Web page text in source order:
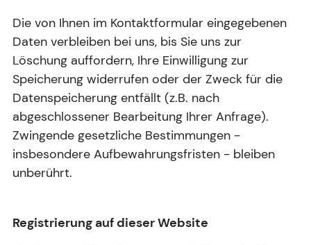
Die von Ihnen im Kontaktformular eingegebenen
Daten verbleiben bei uns, bis Sie uns zur
Löschung auffordern, Ihre Einwilligung zur
Speicherung widerrufen oder der Zweck für die
Datenspeicherung entfällt (z.B. nach
abgeschlossener Bearbeitung Ihrer Anfrage).
Zwingende gesetzliche Bestimmungen -
insbesondere Aufbewahrungsfristen - bleiben
unberührt.
Registrierung auf dieser Website